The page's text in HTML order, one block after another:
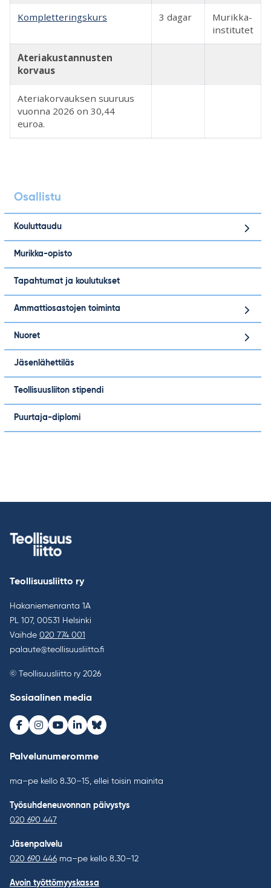
Osallistu
Kouluttaudu
Murikka-opisto
Tapahtumat ja koulutukset
Ammattiosastojen toiminta
Nuoret
Jäsenlähettiläs
Teollisuusliiton stipendi
Puurtaja-diplomi
Kompletteringskurs 3 dagar
Murikka-
institutet
Ateriakustannusten
korvaus
Ateriakorvauksen suuruus
vuonna 2026 on 30,44
euroa.
Teollisuusliitto ry
Hakaniemenranta 1A
PL 107, 00531 Helsinki
Vaihde 020 774 001
palaute@teollisuusliitto.fi
© Teollisuusliitto ry 2026
Sosiaalinen media
Facebook
Instagram
Youtube
LinkedInBluesky
Palvelunumeromme
ma–pe kello 8.30–15, ellei toisin mainita
Työsuhdeneuvonnan päivystys
020 690 447
Jäsenpalvelu
020 690 446 ma–pe kello 8.30–12
Avoin työttömyyskassa